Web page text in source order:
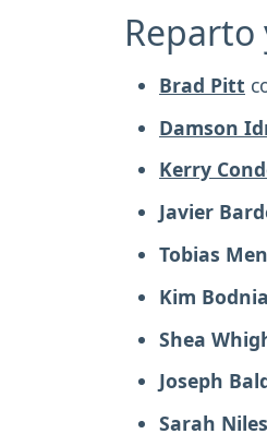
Reparto
Brad Pitt
Damson
Kerry
Javier
Tobias
Kim Bodnia
Shea
Joseph
Sarah Niles